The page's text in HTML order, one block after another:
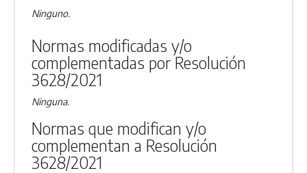
Ninguno.
Normas modificadas y/o
complementadas por Resolución
3628/2021
Ninguna.
Normas que modifican y/o
complementan a Resolución
3628/2021